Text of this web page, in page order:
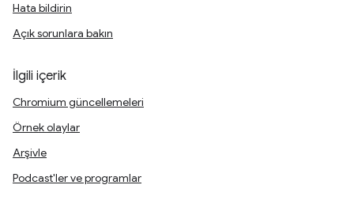
Hata bildirin
Açık sorunlara bakın
İlgili içerik
Chromium güncellemeleri
Örnek olaylar
Arşivle
Podcast'ler ve programlar